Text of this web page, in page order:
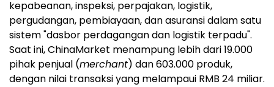
kepabeanan, inspeksi, perpajakan, logistik,
pergudangan, pembiayaan, dan asuransi dalam satu
sistem "dasbor perdagangan dan logistik terpadu".
Saat ini, ChinaMarket menampung lebih dari 19.000
pihak penjual (merchant) dan 603.000 produk,
dengan nilai transaksi yang melampaui RMB 24 miliar.